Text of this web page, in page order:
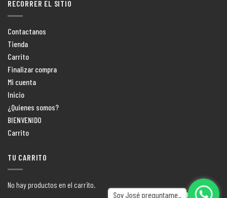
RECORRER EL SITIO
Contactanos
Tienda
Carrito
Finalizar compra
Mi cuenta
Inicio
¿Quienes somos?
BIENVENIDO
Carrito
TU CARRITO
No hay productos en el carrito.
Soy José preguntame..